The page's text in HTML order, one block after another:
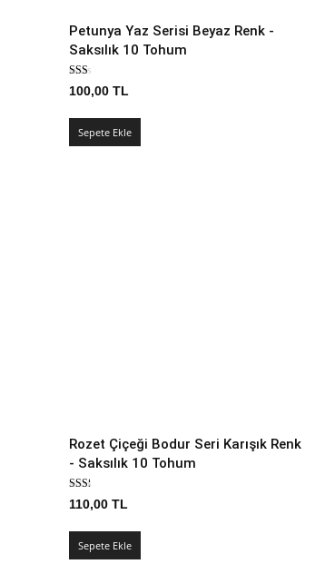
Petunya Yaz Serisi Beyaz Renk -
Saksılık 10 Tohum
100,00 TL
Sepete Ekle
Rozet Çiçeği Bodur Seri Karışık Renk
- Saksılık 10 Tohum
110,00 TL
Sepete Ekle